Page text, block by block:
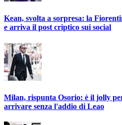
Kean, svolta a sorpresa: la
e arriva il post criptico sui social
Milan, rispunta Osorio: è il jolly
arrivare senza l'addio di Leao